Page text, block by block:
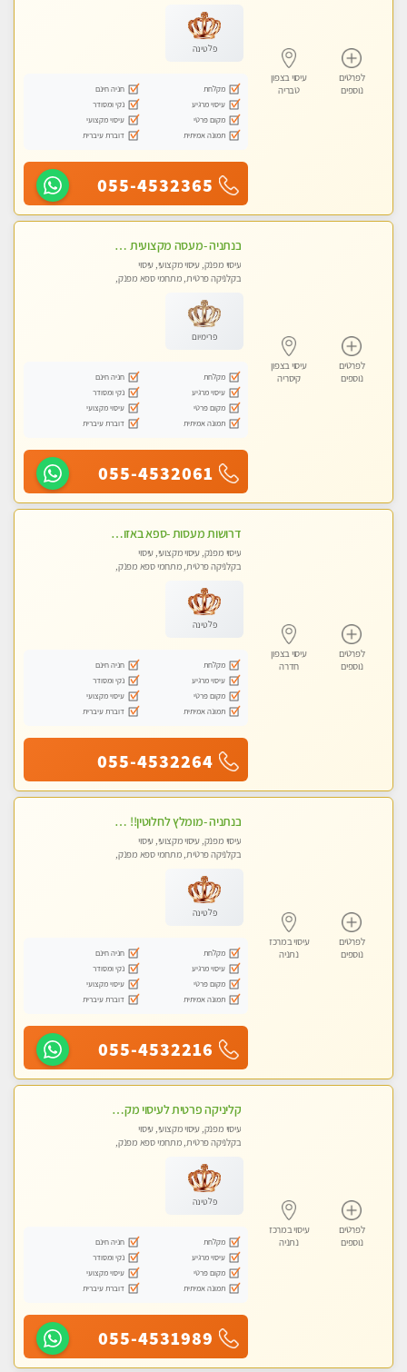
לפרטים
נוספים
עיסוי בצפון
טבריה
פלטינה
מקלחת
חניה חינם
עיסוי מרגיע
נקי ומסודר
מקום פרטי
עיסוי מקצועי
תמונה אמיתית
דוברת עיברית
055-4532365
לפרטים
נוספים
עיסוי בצפון
קיסריה
בנתניה -מעסה מקצועית איכותית עיסוי מפנק ברמה אחרת !!!
עיסוי מפנק, עיסוי מקצועי, עיסוי
בקלניקה פרטית, מתחמי ספא מפנק,
פרימיום
מקלחת
חניה חינם
עיסוי מרגיע
נקי ומסודר
מקום פרטי
עיסוי מקצועי
תמונה אמיתית
דוברת עיברית
055-4532061
לפרטים
נוספים
עיסוי בצפון
חדרה
דרושות מעסות -ספא באזור השרון -טל -055-9641454‬
עיסוי מפנק, עיסוי מקצועי, עיסוי
בקלניקה פרטית, מתחמי ספא מפנק,
פלטינה
מקלחת
חניה חינם
עיסוי מרגיע
נקי ומסודר
מקום פרטי
עיסוי מקצועי
תמונה אמיתית
דוברת עיברית
055-4532264
לפרטים
נוספים
עיסוי במרכז
נתניה
בנתניה -מומלץ לחלוטין!! כל סוגי העיסויים מעסה מקצועית ואיכותית פרטי!!!
עיסוי מפנק, עיסוי מקצועי, עיסוי
בקלניקה פרטית, מתחמי ספא מפנק,
פלטינה
מקלחת
חניה חינם
עיסוי מרגיע
נקי ומסודר
מקום פרטי
עיסוי מקצועי
תמונה אמיתית
דוברת עיברית
055-4532216
לפרטים
נוספים
עיסוי במרכז
נתניה
קליניקה פרטית לעיסוי מקצועי ואלטרנטיבי ברמה גבוהה VIP תתקשר ..... highly recommended..new in the city
עיסוי מפנק, עיסוי מקצועי, עיסוי
בקלניקה פרטית, מתחמי ספא מפנק,
פלטינה
מקלחת
חניה חינם
עיסוי מרגיע
נקי ומסודר
מקום פרטי
עיסוי מקצועי
תמונה אמיתית
דוברת עיברית
055-4531989